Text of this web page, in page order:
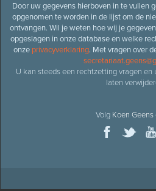
Door uw gegevens hierboven in te vullen
opgenomen te worden in de lijst om de
ontvangen. Wil je weten hoe wij je
opgeslagen in onze database en welke
onze privacyverklaring. Met vragen over
U kan steeds een rechtzetting vragen
laten
Volg Koen Geens